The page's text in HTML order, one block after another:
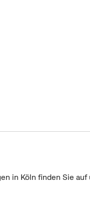
in Köln finden Sie auf